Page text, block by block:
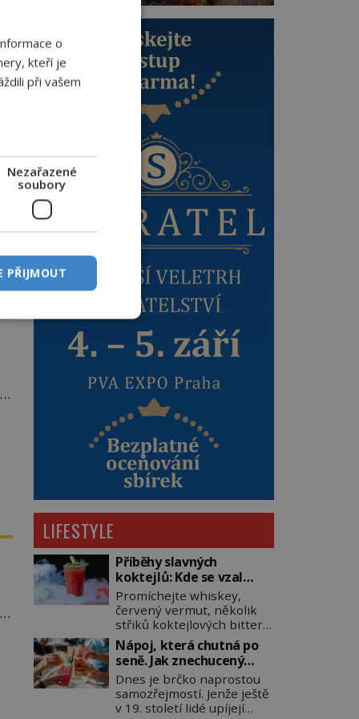
LIFESTYLE
Příběhy slavných
koktejlů: Kde se vzal
Manhattan a Bloody
Mary?
Promíchejte whiskey,
červený vermut, několik
střiků koktejlových bitters
a led, sceďte, ozdobte
koktejlovou třešinkou a
tadá… Manhattan je tu! A
pokud to má být skutečně
on, dejte si pozor, ať místo
klasické americké rye
Nápoj, která chutná po
seně. Jak znechucený
Američan vymyslel brčko
Dnes je brčko naprostou
samozřejmostí. Jenže ještě
v 19. století lidé upíjejí
o
kteří je
při vašem
Nezařazené
soubory
PŘIJMOUT